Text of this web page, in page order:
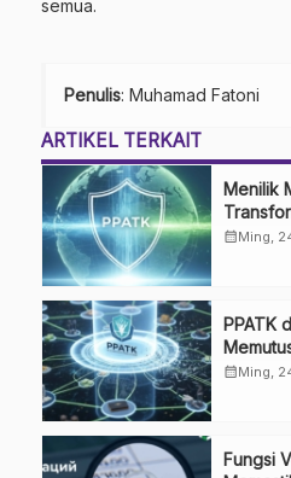
semua.
Penulis: Muhamad Fatoni
ARTIKEL TERKAIT
Menilik
4.0
calendar_monthMing,
PPATK
Sindikat
calendar_monthMing,
Fungsi